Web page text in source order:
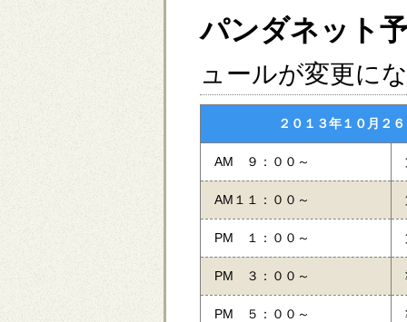
パンダネット
ュールが変更に
２０１３年１０月２
AM ９：００～
AM１１：００～
PM １：００～
PM ３：００～
PM ５：００～